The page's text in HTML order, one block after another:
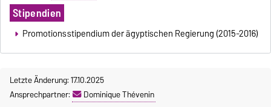
Stipendien
Promotionsstipendium der ägyptischen Regierung (2015-2016)
Letzte Änderung: 17.10.2025
Ansprechpartner:
Dominique Thévenin